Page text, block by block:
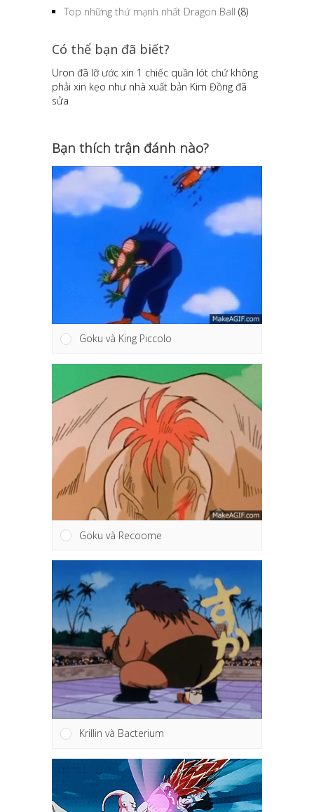
Top những thứ mạnh nhất Dragon Ball (8)
Có thể bạn đã biết?
Uron đã lỡ ước xin 1 chiếc quần lót chứ không
phải xin kẹo như nhà xuất bản Kim Đồng đã
sửa
Bạn thích trận đánh nào?
Goku và King Piccolo
Goku và Recoome
Krillin và Bacterium